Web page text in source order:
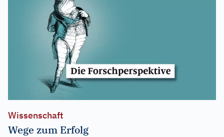
Wissenschaft
Wege zum Erfolg